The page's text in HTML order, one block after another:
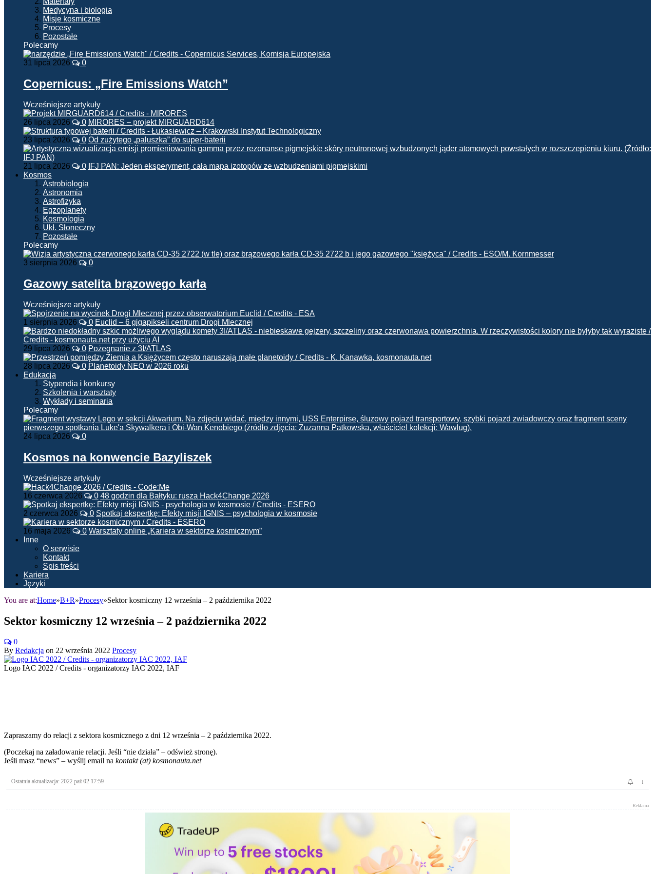
Medycyna i biologia
Misje kosmiczne
Procesy
Pozostałe
Polecamy
31 lipca 2026 0
Copernicus: „Fire Emissions Watch”
Wcześniejsze artykuły
26 lipca 2026 0 MIRORES – projekt MIRGUARD614
23 lipca 2026 0 Od zużytego „paluszka” do super-baterii
21 lipca 2026 0 IFJ PAN: Jeden eksperyment, cała mapa izotopów ze wzbudzeniami pigmejskimi
Kosmos
Astrobiologia
Astronomia
Astrofizyka
Egzoplanety
Kosmologia
Ukł. Słoneczny
Pozostałe
Polecamy
3 sierpnia 2026 0
Gazowy satelita brązowego karła
Wcześniejsze artykuły
1 sierpnia 2026 0 Euclid – 6 gigapikseli centrum Drogi Mlecznej
29 lipca 2026 0 Pożegnanie z 3I/ATLAS
28 lipca 2026 0 Planetoidy NEO w 2026 roku
Edukacja
Stypendia i konkursy
Szkolenia i warsztaty
Wykłady i seminaria
Polecamy
24 lipca 2026 0
Kosmos na konwencie Bazyliszek
Wcześniejsze artykuły
16 czerwca 2026 0 48 godzin dla Bałtyku: rusza Hack4Change 2026
2 czerwca 2026 0 Spotkaj ekspertkę: Efekty misji IGNIS – psychologia w kosmosie
16 maja 2026 0 Warsztaty online „Kariera w sektorze kosmicznym”
Inne
O serwisie
Kontakt
Spis treści
Kariera
Języki
You are at:Home»B+R»Procesy»Sektor kosmiczny 12 września – 2 października 2022
Sektor kosmiczny 12 września – 2 października 2022
0
By Redakcja on 22 września 2022 Procesy
Logo IAC 2022 / Credits - organizatorzy IAC 2022, IAF
Zapraszamy do relacji z sektora kosmicznego z dni 12 września – 2 października 2022.
(Poczekaj na załadowanie relacji. Jeśli “nie działa” – odśwież stronę).
Jeśli masz “news” – wyślij email na kontakt (at) kosmonauta.net
Ostatnia aktualizacja: 2022 paź 02 17:59 ↓
Reklama